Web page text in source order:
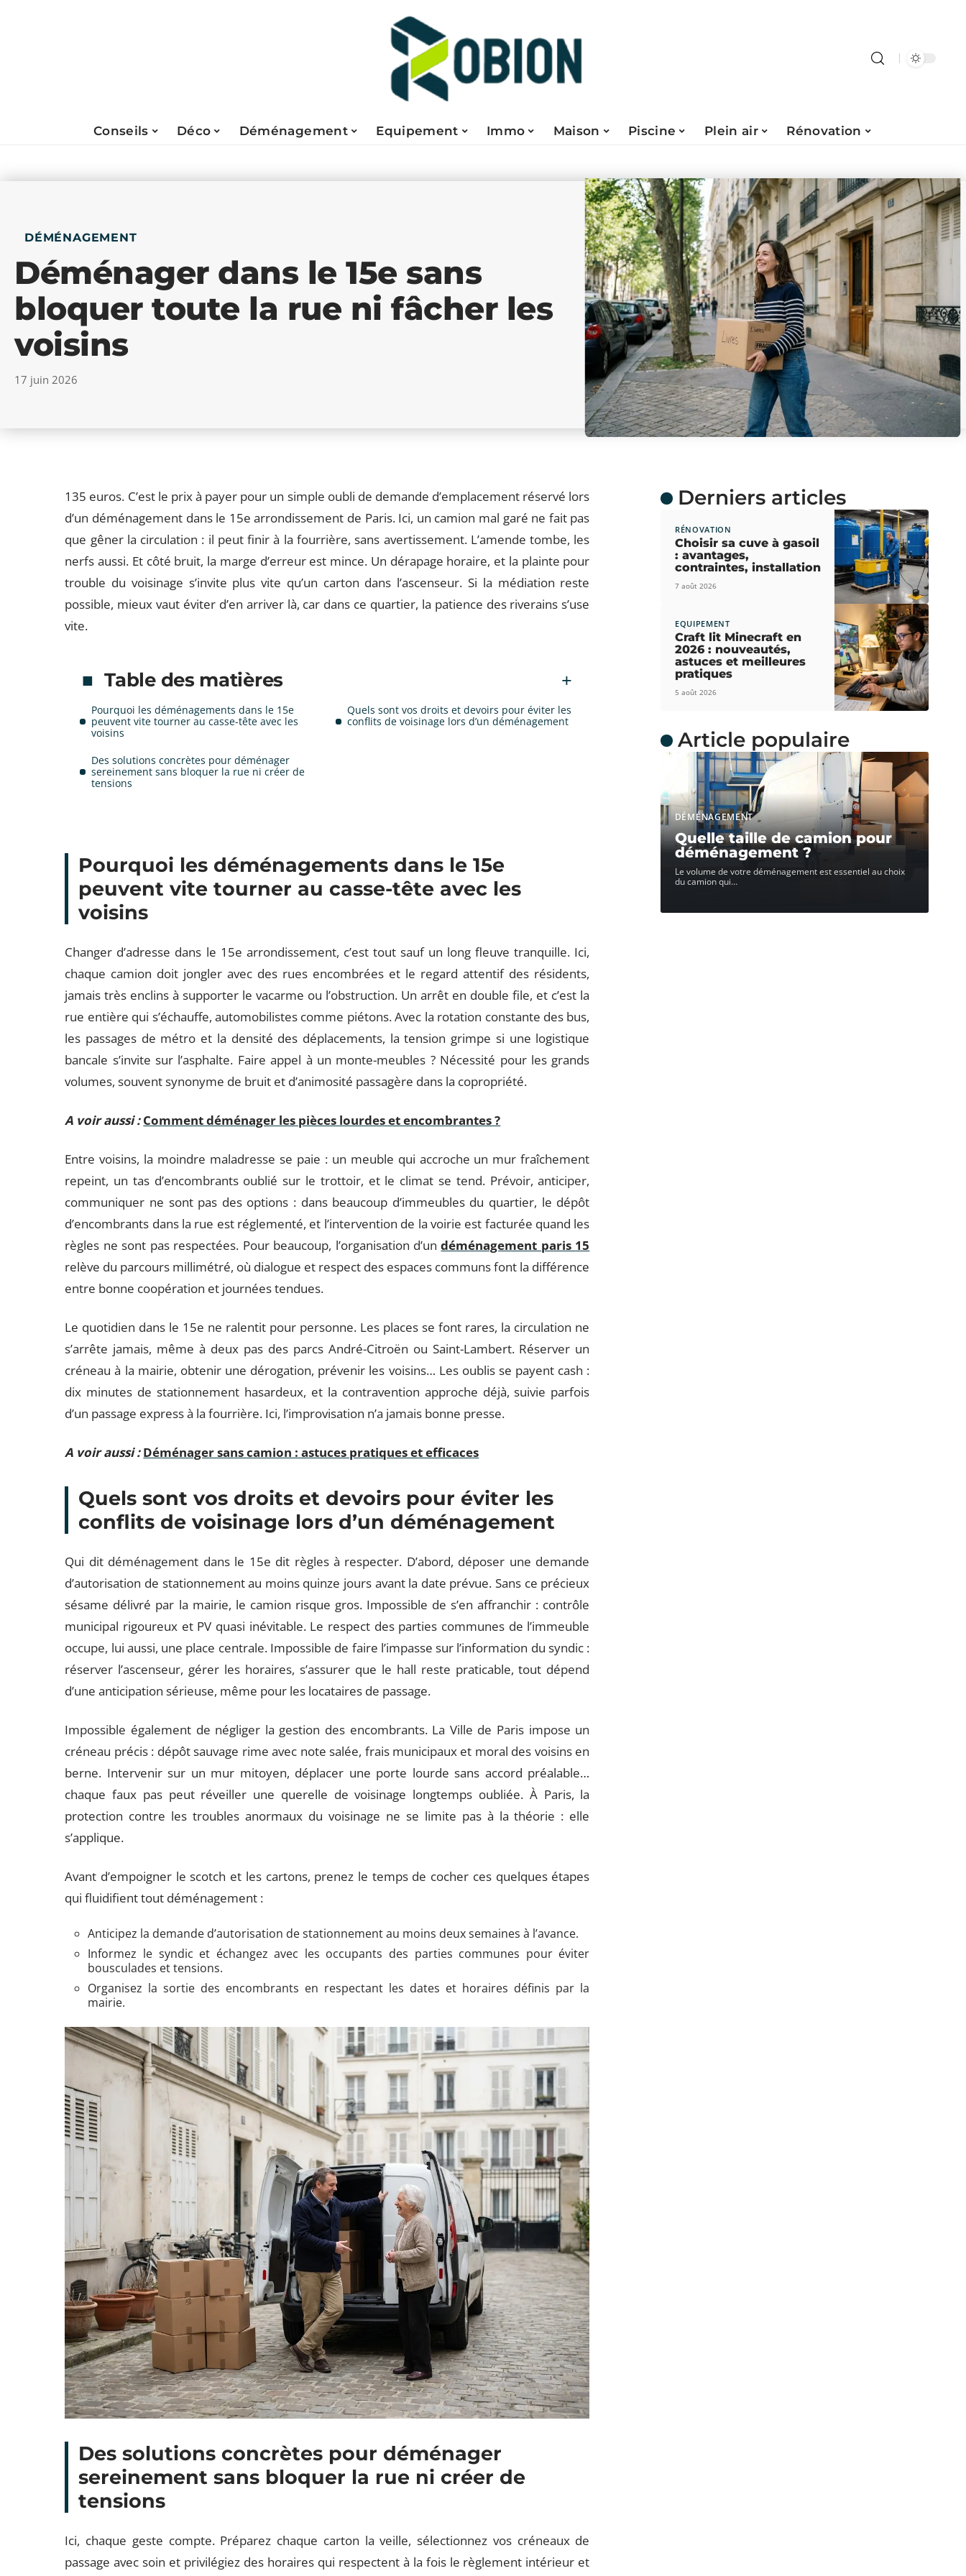
Conseils Déco Déménagement Equipement Immo Maison Piscine Plein air Rénovation
DÉMÉNAGEMENT
Déménager dans le 15e sans
bloquer toute la rue ni fâcher les
voisins
17 juin 2026
135 euros. C’est le prix à payer pour un simple oubli de demande d’emplacement réservé lors
d’un déménagement dans le 15e arrondissement de Paris. Ici, un camion mal garé ne fait pas
que gêner la circulation : il peut finir à la fourrière, sans avertissement. L’amende tombe, les
nerfs aussi. Et côté bruit, la marge d’erreur est mince. Un dérapage horaire, et la plainte pour
trouble du voisinage s’invite plus vite qu’un carton dans l’ascenseur. Si la médiation reste
possible, mieux vaut éviter d’en arriver là, car dans ce quartier, la patience des riverains s’use
vite.
Table des matières
Pourquoi les déménagements dans le 15e
peuvent vite tourner au casse-tête avec les
voisins
Quels sont vos droits et devoirs pour éviter les
conflits de voisinage lors d’un déménagement
Des solutions concrètes pour déménager
sereinement sans bloquer la rue ni créer de
tensions
Pourquoi les déménagements dans le 15e
peuvent vite tourner au casse-tête avec les
voisins
Changer d’adresse dans le 15e arrondissement, c’est tout sauf un long fleuve tranquille. Ici,
chaque camion doit jongler avec des rues encombrées et le regard attentif des résidents,
jamais très enclins à supporter le vacarme ou l’obstruction. Un arrêt en double file, et c’est la
rue entière qui s’échauffe, automobilistes comme piétons. Avec la rotation constante des bus,
les passages de métro et la densité des déplacements, la tension grimpe si une logistique
bancale s’invite sur l’asphalte. Faire appel à un monte-meubles ? Nécessité pour les grands
volumes, souvent synonyme de bruit et d’animosité passagère dans la copropriété.
A voir aussi : Comment déménager les pièces lourdes et encombrantes ?
Entre voisins, la moindre maladresse se paie : un meuble qui accroche un mur fraîchement
repeint, un tas d’encombrants oublié sur le trottoir, et le climat se tend. Prévoir, anticiper,
communiquer ne sont pas des options : dans beaucoup d’immeubles du quartier, le dépôt
d’encombrants dans la rue est réglementé, et l’intervention de la voirie est facturée quand les
règles ne sont pas respectées. Pour beaucoup, l’organisation d’undéménagement paris 15
relève du parcours millimétré, où dialogue et respect des espaces communs font la différence
entre bonne coopération et journées tendues.
Le quotidien dans le 15e ne ralentit pour personne. Les places se font rares, la circulation ne
s’arrête jamais, même à deux pas des parcs André-Citroën ou Saint-Lambert. Réserver un
créneau à la mairie, obtenir une dérogation, prévenir les voisins… Les oublis se payent cash :
dix minutes de stationnement hasardeux, et la contravention approche déjà, suivie parfois
d’un passage express à la fourrière. Ici, l’improvisation n’a jamais bonne presse.
A voir aussi : Déménager sans camion : astuces pratiques et efficaces
Quels sont vos droits et devoirs pour éviter les
conflits de voisinage lors d’un déménagement
Qui dit déménagement dans le 15e dit règles à respecter. D’abord, déposer une demande
d’autorisation de stationnement au moins quinze jours avant la date prévue. Sans ce précieux
sésame délivré par la mairie, le camion risque gros. Impossible de s’en affranchir : contrôle
municipal rigoureux et PV quasi inévitable. Le respect des parties communes de l’immeuble
occupe, lui aussi, une place centrale. Impossible de faire l’impasse sur l’information du syndic :
réserver l’ascenseur, gérer les horaires, s’assurer que le hall reste praticable, tout dépend
d’une anticipation sérieuse, même pour les locataires de passage.
Impossible également de négliger la gestion des encombrants. La Ville de Paris impose un
créneau précis : dépôt sauvage rime avec note salée, frais municipaux et moral des voisins en
berne. Intervenir sur un mur mitoyen, déplacer une porte lourde sans accord préalable…
chaque faux pas peut réveiller une querelle de voisinage longtemps oubliée. À Paris, la
protection contre les troubles anormaux du voisinage ne se limite pas à la théorie : elle
s’applique.
Avant d’empoigner le scotch et les cartons, prenez le temps de cocher ces quelques étapes
qui fluidifient tout déménagement :
Anticipez la demande d’autorisation de stationnement au moins deux semaines à l’avance.
Informez le syndic et échangez avec les occupants des parties communes pour éviter
bousculades et tensions.
Organisez la sortie des encombrants en respectant les dates et horaires définis par la
mairie.
Des solutions concrètes pour déménager
sereinement sans bloquer la rue ni créer de
tensions
Ici, chaque geste compte. Préparez chaque carton la veille, sélectionnez vos créneaux de
passage avec soin et privilégiez des horaires qui respectent à la fois le règlement intérieur et
Derniers articles
RÉNOVATION
Choisir sa cuve à gasoil
: avantages,
contraintes, installation
7 août 2026
EQUIPEMENT
Craft lit Minecraft en
2026 : nouveautés,
astuces et meilleures
pratiques
5 août 2026
Article populaire
DÉMÉNAGEMENT
Quelle taille de camion pour
déménagement ?
Le volume de votre déménagement est essentiel au choix
du camion qui…